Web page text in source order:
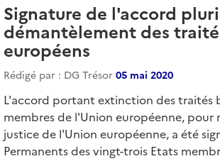
Signature de l'accord
démantèlement des
européens
Rédigé par : DG Trésor 05 mai 2020
L'accord portant extinction des traités
membres de l'Union européenne,
justice de l'Union européenne, a été
Permanents des vingt-trois Etats